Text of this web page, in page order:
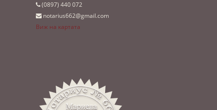
(0897)­ 440 072
notarius662@gmail.com
Виж на картата